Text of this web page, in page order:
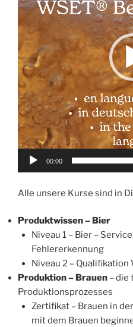
00:00
Alle unsere Kurse sind in
Produktwissen – Bier
Niveau 1 – Bier –
Fehlererkennung
Niveau 2 – Qualifikation
Produktion – Brauen – die
Produktionsprozesses
Zertifikat – Brauen in
mit dem Brauen